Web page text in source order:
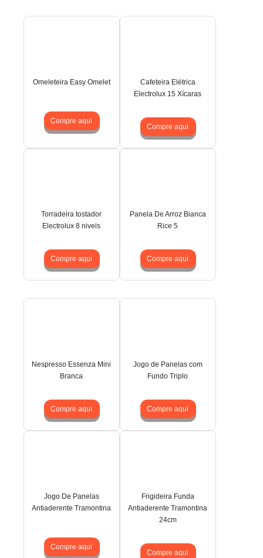
Omeleteira Easy Omelet
Compre aqui
Cafeteira Elétrica
Electrolux 15 Xícaras
Compre aqui
Torradeira tostador
Electrolux 8 niveis
Compre aqui
Panela De Arroz Bianca
Rice 5
Compre aqui
Nespresso Essenza Mini
Branca
Compre aqui
Jogo de Panelas com
Fundo Triplo
Compre aqui
Jogo De Panelas
Antiaderente Tramontina
Compre aqui
Frigideira Funda
Antiaderente Tramontina
24cm
Compre aqui